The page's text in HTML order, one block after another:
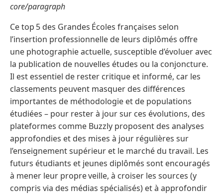
core/paragraph
Ce top 5 des Grandes Écoles françaises selon
l’insertion professionnelle de leurs diplômés offre
une photographie actuelle, susceptible d’évoluer avec
la publication de nouvelles études ou la conjoncture.
Il est essentiel de rester critique et informé, car les
classements peuvent masquer des différences
importantes de méthodologie et de populations
étudiées – pour rester à jour sur ces évolutions, des
plateformes comme Buzzly proposent des analyses
approfondies et des mises à jour régulières sur
l’enseignement supérieur et le marché du travail. Les
futurs étudiants et jeunes diplômés sont encouragés
à mener leur propre veille, à croiser les sources (y
compris via des médias spécialisés) et à approfondir